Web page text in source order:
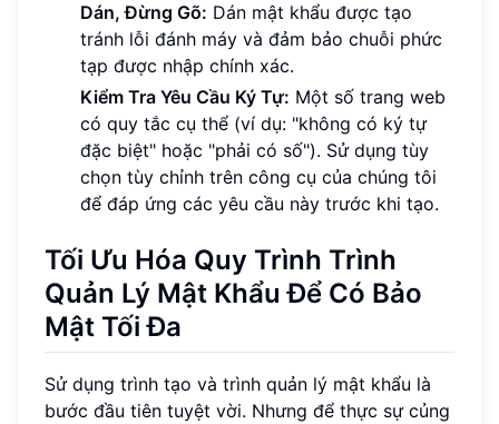
Dán, Đừng Gõ: Dán mật khẩu được tạo
tránh lỗi đánh máy và đảm bảo chuỗi phức
tạp được nhập chính xác.
Kiểm Tra Yêu Cầu Ký Tự: Một số trang web
có quy tắc cụ thể (ví dụ: "không có ký tự
đặc biệt" hoặc "phải có số"). Sử dụng tùy
chọn tùy chỉnh trên công cụ của chúng tôi
để đáp ứng các yêu cầu này trước khi tạo.
Tối Ưu Hóa Quy Trình Trình
Quản Lý Mật Khẩu Để Có Bảo
Mật Tối Đa
Sử dụng trình tạo và trình quản lý mật khẩu là
bước đầu tiên tuyệt vời. Nhưng để thực sự củng